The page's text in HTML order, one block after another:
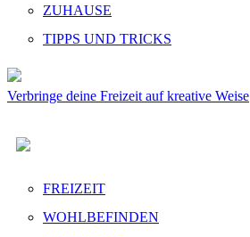
ZUHAUSE
TIPPS UND TRICKS
Verbringe deine Freizeit auf kreative Weise
FREIZEIT
WOHLBEFINDEN